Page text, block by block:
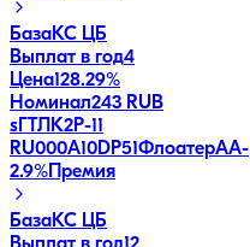
БазаКС ЦБ
Выплат в год4
Цена128.29%
Номинал243 RUB
sГТЛК2P-11
RU000A10DP51ФлоатерAA-
2.9% Премия
БазаКС ЦБ